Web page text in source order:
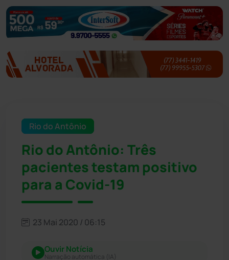
Rio do Antônio
Rio do Antônio: Três
pacientes testam positivo
para a Covid-19
23 Mai 2020 / 06:15
Ouvir Notícia
Narração automática (IA)